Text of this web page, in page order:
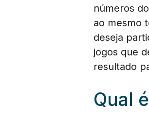
números
ao mesmo
deseja
jogos que
resultado
Qual